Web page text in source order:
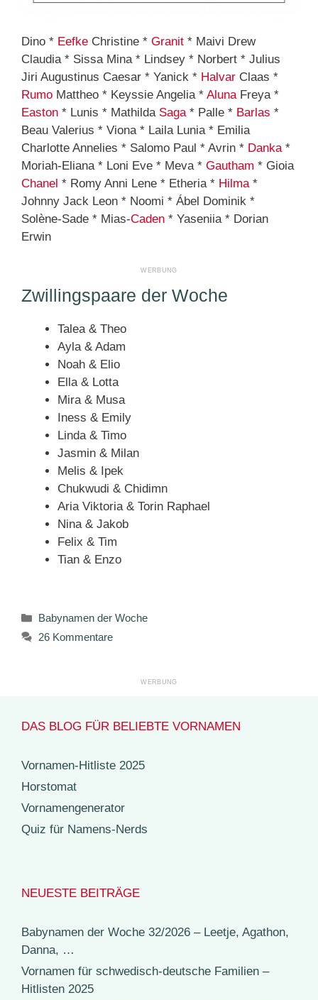
Dino * Eefke Christine * Granit * Maivi Drew
Claudia * Sissa Mina * Lindsey * Norbert * Julius
Jiri Augustinus Caesar * Yanick * Halvar Claas *
Rumo Mattheo * Keyssie Angelia * Aluna Freya *
Easton * Lunis * Mathilda Saga * Palle * Barlas *
Beau Valerius * Viona * Laila Lunia * Emilia
Charlotte Annelies * Salomo Paul * Avrin * Danka *
Moriah-Eliana * Loni Eve * Meva * Gautham * Gioia
Chanel * Romy Anni Lene * Etheria * Hilma *
Johnny Jack Leon * Noomi * Ábel Dominik *
Solène-Sade * Mias-Caden * Yaseniia * Dorian
Erwin
Zwillingspaare der Woche
Talea & Theo
Ayla & Adam
Noah & Elio
Ella & Lotta
Mira & Musa
Iness & Emily
Linda & Timo
Jasmin & Milan
Melis & Ipek
Chukwudi & Chidimn
Aria Viktoria & Torin Raphael
Nina & Jakob
Felix & Tim
Tian & Enzo
Kategorien
Babynamen der Woche
26 Kommentare
DAS BLOG FÜR BELIEBTE VORNAMEN
Vornamen-Hitliste 2025
Horstomat
Vornamengenerator
Quiz für Namens-Nerds
NEUESTE BEITRÄGE
Babynamen der Woche 32/2026 – Leetje, Agathon,
Danna, …
Vornamen für schwedisch-deutsche Familien –
Hitlisten 2025